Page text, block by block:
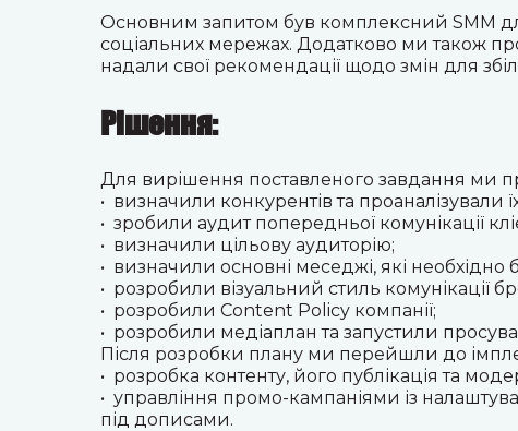
Основним запитом був комплексний SMM
соціальних мережах. Додатково ми також
надали свої рекомендації щодо змін для
Рішення:
Для вирішення поставленого завдання ми
• визначили конкурентів та проаналізували
• зробили аудит попередньої комунікації
• визначили цільову аудиторію;
• визначили основні меседжі, які необхідно
• розробили візуальний стиль комунікації
• розробили Content Policy компанії;
• розробили медіаплан та запустили
Після розробки плану ми перейшли до
• розробка контенту, його публікація та
• управління промо-кампаніями із
під дописами.